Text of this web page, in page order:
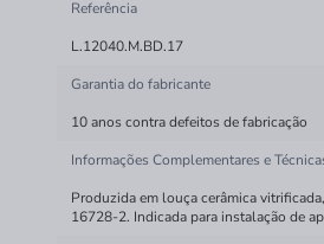
Referência
L.12040.M.BD.17
Garantia do fabricante
10 anos contra defeitos de fabricação
Informações Complementares e
Produzida em louça cerâmica
16728-2. Indicada para instalação de